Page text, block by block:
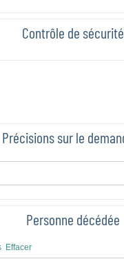
Contrôle de sécurité
Précisions sur le
Personne décédée
Effacer